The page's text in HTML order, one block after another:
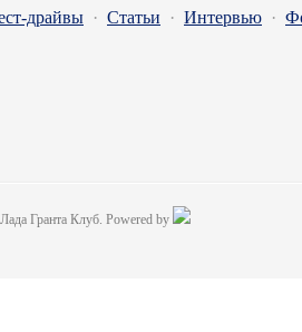
драйвы · Статьи · Интервью ·
Гранта Клуб. Powered by